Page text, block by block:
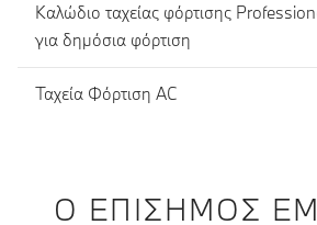
Καλώδιο ταχείας φόρτισης
για δημόσια φόρτιση
Ταχεία Φόρτιση AC
Ο ΕΠΊΣΗΜΟΣ